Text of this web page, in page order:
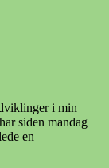
i min
siden mandag
en